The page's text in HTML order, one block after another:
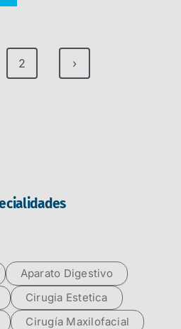
2 ›
Aparato Digestivo
Cirugia Estetica
Cirugía Maxilofacial